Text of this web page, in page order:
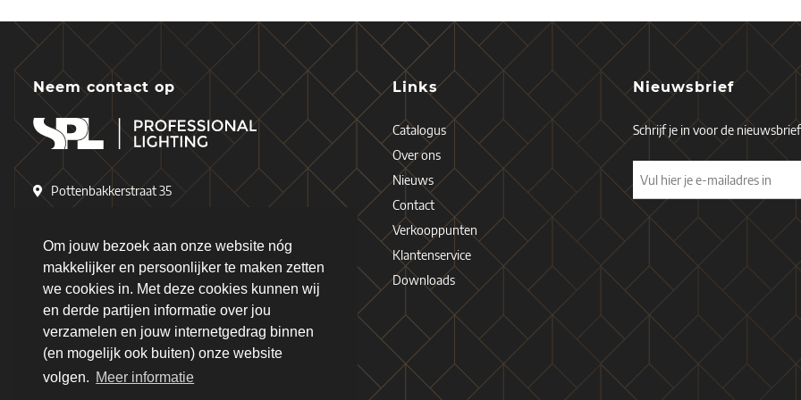
Om jouw bezoek aan onze website nóg
makkelijker en persoonlijker te maken zetten
we cookies in. Met deze cookies kunnen wij
en derde partijen informatie over jou
verzamelen en jouw internetgedrag binnen
(en mogelijk ook buiten) onze website
volgen. Meer informatie
Neem contact op
Pottenbakkerstraat 35
Nederland
+31 (0)76 - 503 77 17
+31 (0)76 - 501 78 69
info@spl-lighting.com
Links
Catalogus
Over ons
Nieuws
Contact
Verkooppunten
Klantenservice
Downloads
Nieuwsbrief
Schrijf je in voor de nieuwsbrief